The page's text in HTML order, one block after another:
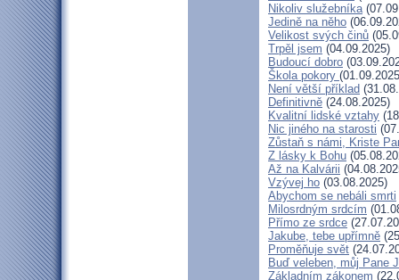
Nikoliv služebníka
Jedině na něho
Velikost svých činů
Trpěl jsem (04.09.2025)
Budoucí dobro
Škola pokory
Není větší příklad
Definitivně (24.08.2025)
Kvalitní lidské vztahy
Nic jiného na starosti
Zůstaň s námi, Kriste
Z lásky k Bohu
Až na Kalvárii
Vzývej ho (03.08.2025)
Abychom se nebáli smrti
Milosrdným srdcím
Přímo ze srdce
Jakube, tebe upřímně
Proměňuje svět
Buď veleben, můj Pane
Základním zákonem